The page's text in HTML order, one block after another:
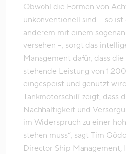
Obwohl die Formen von
unkonventionell sind – so ist
anderem mit einem
versehen –, sorgt das
Management dafür, dass
stehende Leistung von
eingespeist und genutzt
Tankmotorschiff zeigt, dass
Nachhaltigkeit und
im Widerspruch zu einer
stehen muss“, sagt Tim
Director Ship Management,